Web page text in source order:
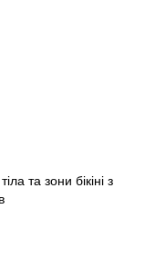
та зони бікіні з